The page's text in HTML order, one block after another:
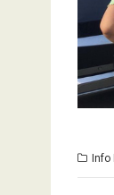
Info